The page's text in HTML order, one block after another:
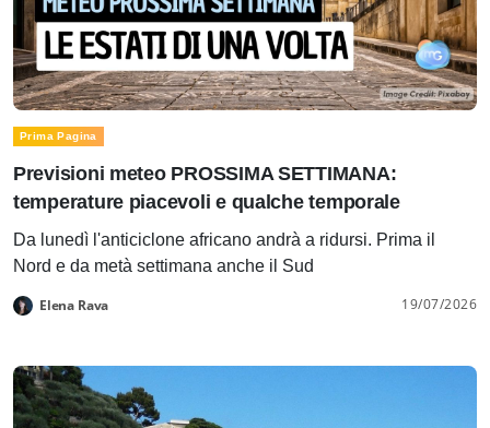
Prima Pagina
Previsioni meteo PROSSIMA SETTIMANA:
temperature piacevoli e qualche temporale
Da lunedì l'anticiclone africano andrà a ridursi. Prima il
Nord e da metà settimana anche il Sud
Elena Rava 19/07/2026